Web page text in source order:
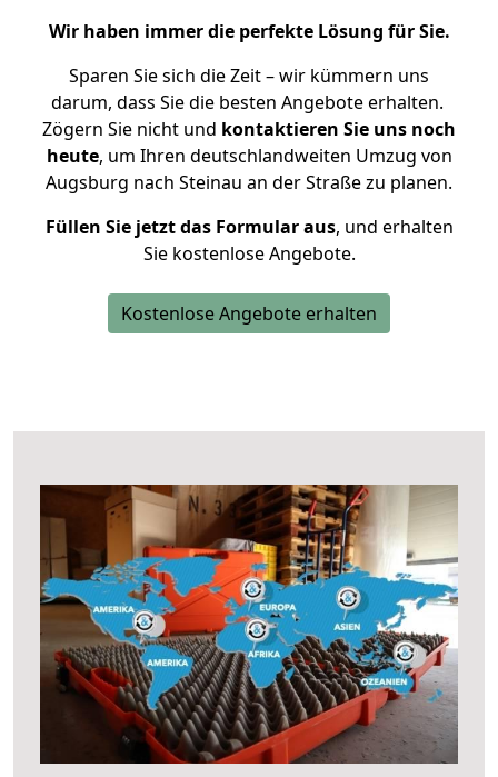
Wir haben immer die perfekte Lösung für Sie.
Sparen Sie sich die Zeit – wir kümmern uns
darum, dass Sie die besten Angebote erhalten.
Zögern Sie nicht und kontaktieren Sie uns noch
heute, um Ihren deutschlandweiten Umzug von
Augsburg nach Steinau an der Straße zu planen.
Füllen Sie jetzt das Formular aus, und erhalten
Sie kostenlose Angebote.
Kostenlose Angebote erhalten